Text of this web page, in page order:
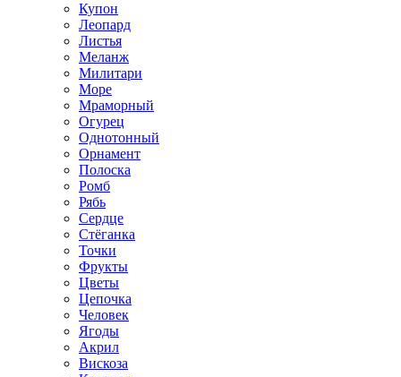
Купон
Леопард
Листья
Меланж
Милитари
Море
Мраморный
Огурец
Однотонный
Орнамент
Полоска
Ромб
Рябь
Сердце
Стёганка
Точки
Фрукты
Цветы
Цепочка
Человек
Ягоды
Акрил
Вискоза